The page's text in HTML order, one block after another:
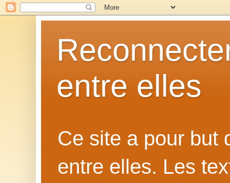
entre elles
Ce site a pour but
entre elles. Les